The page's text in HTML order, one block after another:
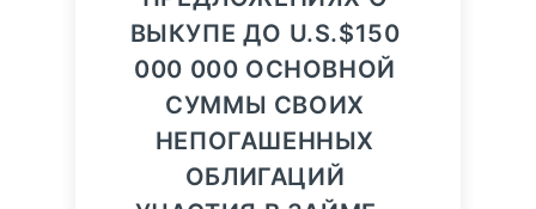
ВЫКУПЕ ДО U.S.$150
000 000 ОСНОВНОЙ
СУММЫ СВОИХ
НЕПОГАШЕННЫХ
ОБЛИГАЦИЙ